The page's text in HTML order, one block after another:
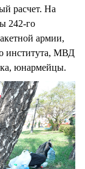
расчет. На
242-го
армии,
института, МВД
юнармейцы.